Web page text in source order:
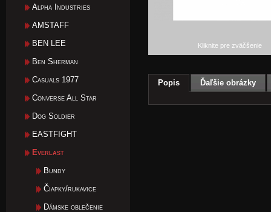
Alpha Industries
AMSTAFF
BEN LEE
Ben Sherman
Casuals 1977
Converse All Star
Dog Soldier
EASTFIGHT
Everlast
Bundy
Čiapky/rukavice
Dámske oblečenie
Kliknite pre zväčšenie
Popis Ďaľšie obrázky